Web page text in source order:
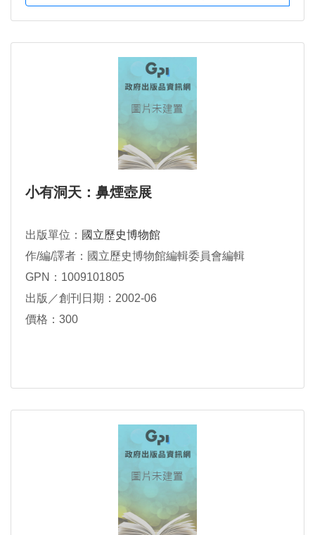
小有洞天：鼻煙壺展
出版單位： 國立歷史博物館
作/編/譯者：國立歷史博物館編輯委員會編輯
GPN：1009101805
出版／創刊日期：2002-06
價格：300